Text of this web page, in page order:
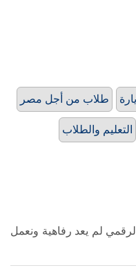
طلاب من أجل مصر
التعليم والطلاب
لم يعد رفاهية ونعمل